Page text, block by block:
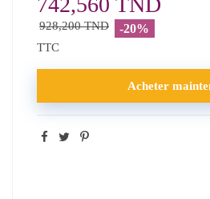
928,200 TND -20%
TTC
Acheter